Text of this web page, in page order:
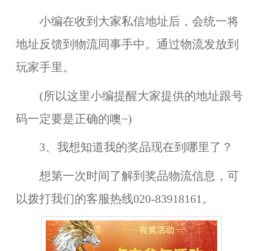
小编在收到大家私信地址后，会统一将
地址反馈到物流同事手中。通过物流发放到
玩家手里。
(所以这里小编提醒大家提供的地址跟号
码一定要是正确的噢~)
3、我想知道我的奖品现在到哪里了？
想第一次时间了解到奖品物流信息，可
以拨打我们的客服热线020-83918161。